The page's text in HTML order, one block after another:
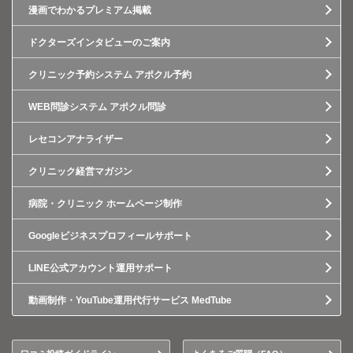
漫画でわかるプレミアム掲載
ドクターズインタビューのご案内
クリニック予約システム アポクル予約
WEB問診システム アポクル問診
レセコンアナライザー
クリニック経営マガジン
病院・クリニック ホームページ制作
Googleビジネスプロフィールサポート
LINE公式アカウント運用サポート
動画制作・YouTube運用代行サービス MedTube